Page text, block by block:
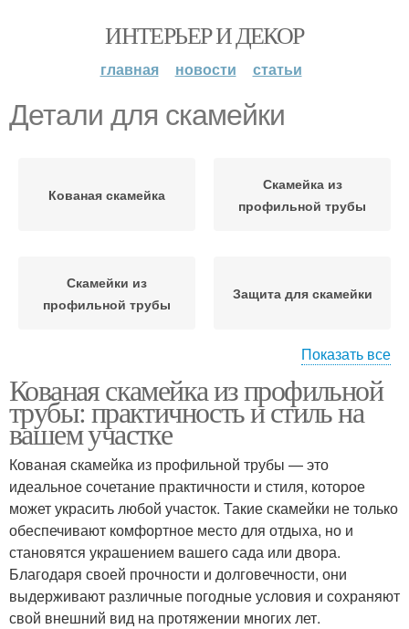
ИНТЕРЬЕР И ДЕКОР
главная новости статьи
Детали для скамейки
Кованая скамейка
Скамейка из
профильной трубы
Скамейки из
профильной трубы
Защита для скамейки
Элементы к кованой
скамейке
Показать все
Кованая скамейка из профильной
трубы: практичность и стиль на
вашем участке
Кованая скамейка из профильной трубы — это
идеальное сочетание практичности и стиля, которое
может украсить любой участок. Такие скамейки не только
обеспечивают комфортное место для отдыха, но и
становятся украшением вашего сада или двора.
Благодаря своей прочности и долговечности, они
выдерживают различные погодные условия и сохраняют
свой внешний вид на протяжении многих лет.